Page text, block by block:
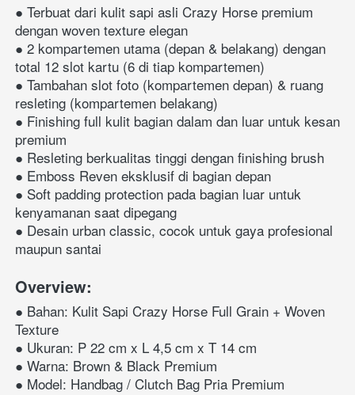
● Terbuat dari kulit sapi asli Crazy Horse premium
dengan woven texture elegan
● 2 kompartemen utama (depan & belakang) dengan
total 12 slot kartu (6 di tiap kompartemen)
● Tambahan slot foto (kompartemen depan) & ruang
resleting (kompartemen belakang)
● Finishing full kulit bagian dalam dan luar untuk kesan
premium
● Resleting berkualitas tinggi dengan finishing brush
● Emboss Reven eksklusif di bagian depan
● Soft padding protection pada bagian luar untuk
kenyamanan saat dipegang
● Desain urban classic, cocok untuk gaya profesional
maupun santai
Overview:
● Bahan: Kulit Sapi Crazy Horse Full Grain + Woven
Texture
● Ukuran: P 22 cm x L 4,5 cm x T 14 cm
● Warna: Brown & Black Premium
● Model: Handbag / Clutch Bag Pria Premium